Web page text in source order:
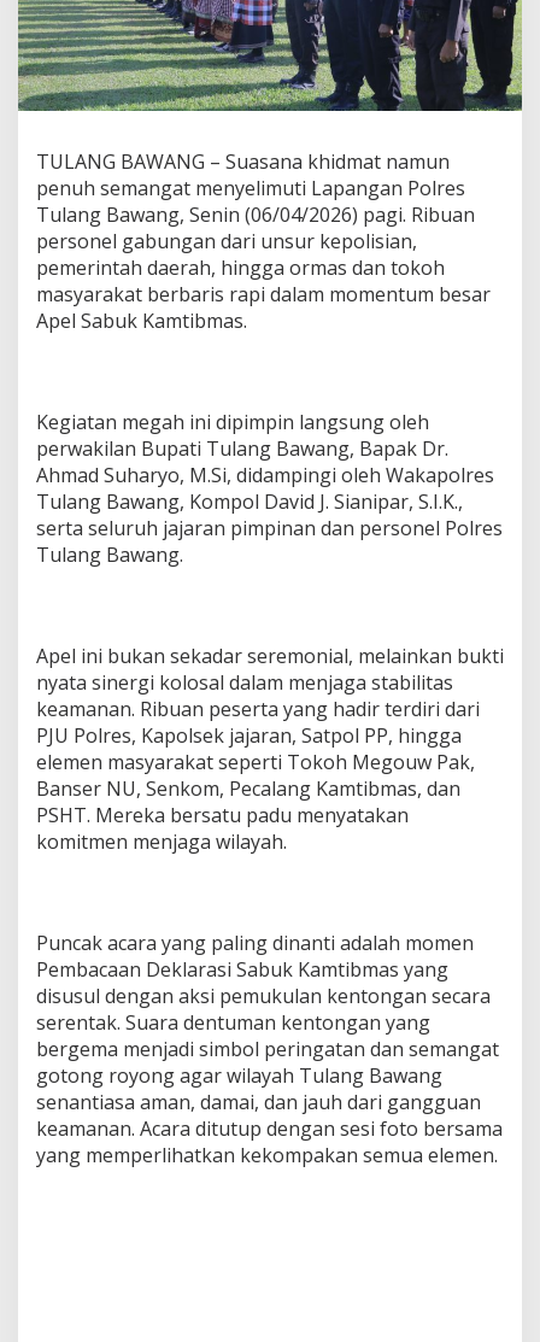
S
,
D
A
N
S
Y
A
R
A
K
A
T
B
A
R
S
A
L
A
N
G
B
A
W
A
N
G
A
1
0
0
%
TULANG BAWANG – Suasana khidmat namun
penuh semangat menyelimuti Lapangan Polres
Tulang Bawang, Senin (06/04/2026) pagi. Ribuan
personel gabungan dari unsur kepolisian,
pemerintah daerah, hingga ormas dan tokoh
masyarakat berbaris rapi dalam momentum besar
Apel Sabuk Kamtibmas.
Kegiatan megah ini dipimpin langsung oleh
perwakilan Bupati Tulang Bawang, Bapak Dr.
Ahmad Suharyo, M.Si, didampingi oleh Wakapolres
Tulang Bawang, Kompol David J. Sianipar, S.I.K.,
serta seluruh jajaran pimpinan dan personel Polres
Tulang Bawang.
Apel ini bukan sekadar seremonial, melainkan bukti
nyata sinergi kolosal dalam menjaga stabilitas
keamanan. Ribuan peserta yang hadir terdiri dari
PJU Polres, Kapolsek jajaran, Satpol PP, hingga
elemen masyarakat seperti Tokoh Megouw Pak,
Banser NU, Senkom, Pecalang Kamtibmas, dan
PSHT. Mereka bersatu padu menyatakan
komitmen menjaga wilayah.
Puncak acara yang paling dinanti adalah momen
Pembacaan Deklarasi Sabuk Kamtibmas yang
disusul dengan aksi pemukulan kentongan secara
serentak. Suara dentuman kentongan yang
bergema menjadi simbol peringatan dan semangat
gotong royong agar wilayah Tulang Bawang
senantiasa aman, damai, dan jauh dari gangguan
keamanan. Acara ditutup dengan sesi foto bersama
yang memperlihatkan kekompakan semua elemen.